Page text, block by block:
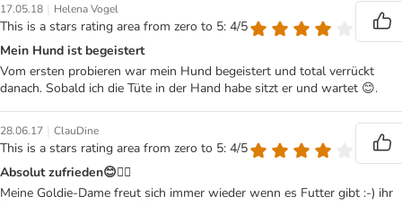
17.05.18 | Helena Vogel
This is a stars rating area from zero to 5: 4/5
Mein Hund ist begeistert
Vom ersten probieren war mein Hund begeistert und total verrückt
danach. Sobald ich die Tüte in der Hand habe sitzt er und wartet 😊.
28.06.17 | ClauDine
This is a stars rating area from zero to 5: 4/5
Absolut zufrieden😊👍🏻
Meine Goldie-Dame freut sich immer wieder wenn es Futter gibt :-) ihr